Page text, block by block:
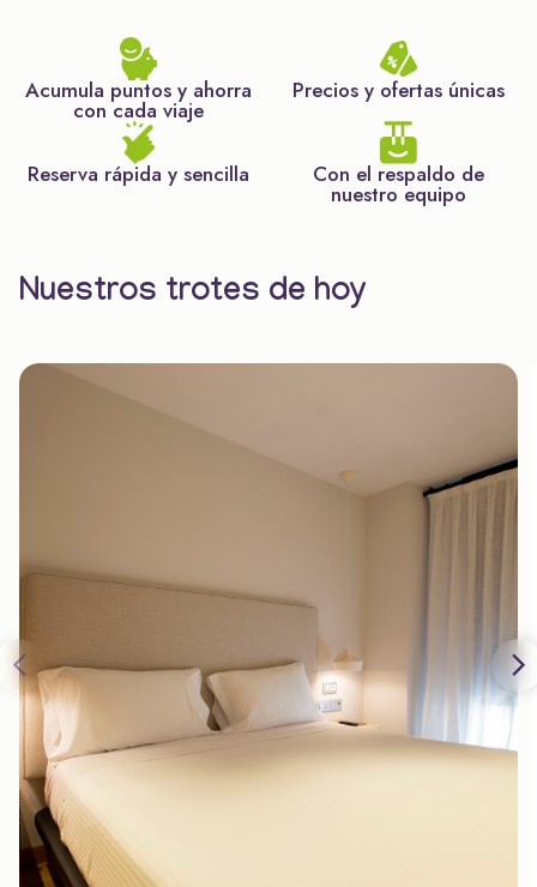
Acumula puntos y ahorra
con cada viaje
Precios y ofertas únicas
Reserva rápida y sencilla Con el respaldo de
nuestro equipo
Nuestros trotes de hoy